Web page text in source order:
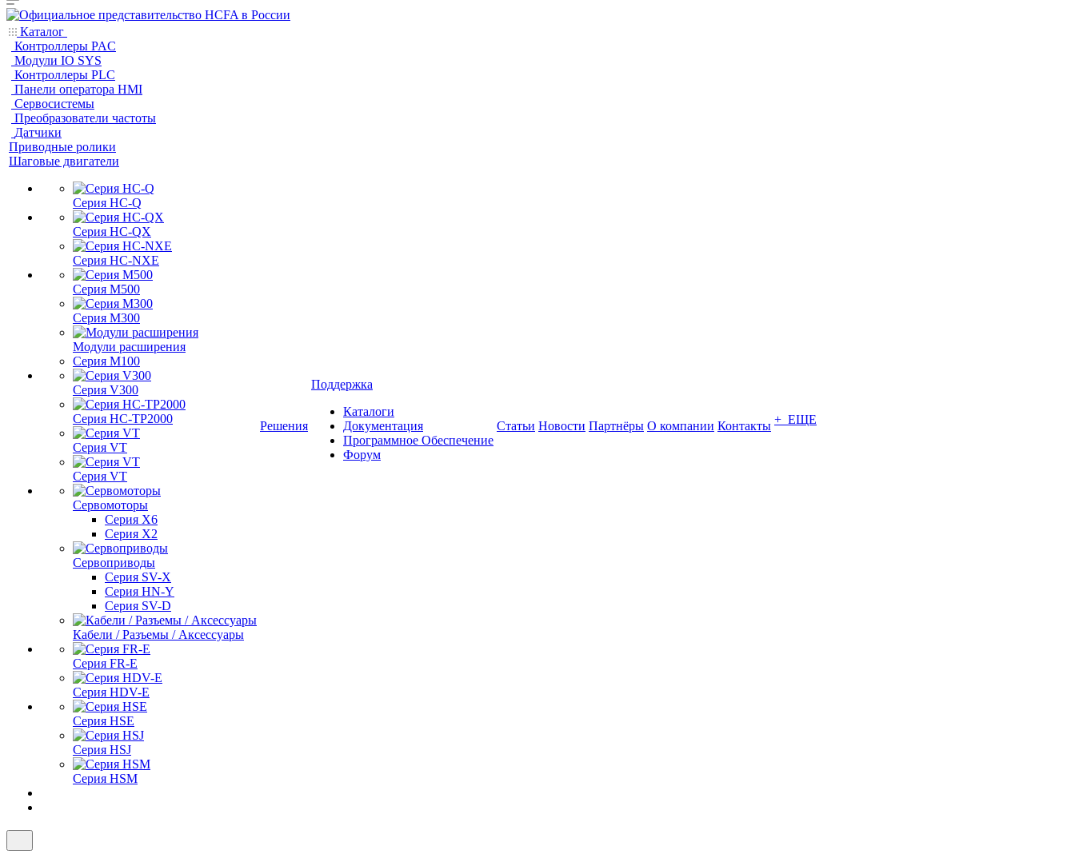
Каталог
Контроллеры PAC
Модули IO SYS
Контроллеры PLC
Панели оператора HMI
Сервосистемы
Преобразователи частоты
Датчики
Приводные ролики
Шаговые двигатели
Серия HC-Q
Серия HC-QX
Серия HC-NXE
Серия M500
Серия M300
Модули расширения
Серия M100
Серия V300
Серия HC-TP2000
Серия VT
Серия VT
Сервомоторы
Серия X6
Серия X2
Сервоприводы
Серия SV-X
Серия HN-Y
Серия SV-D
Кабели / Разъемы / Аксессуары
Серия FR-E
Серия HDV-E
Серия HSE
Серия HSJ
Серия HSM
Решения
Поддержка
Каталоги
Документация
Программное Обеспечение
Форум
Статьи Новости Партнёры О компании Контакты + ЕЩЕ